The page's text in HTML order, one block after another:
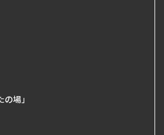
場」